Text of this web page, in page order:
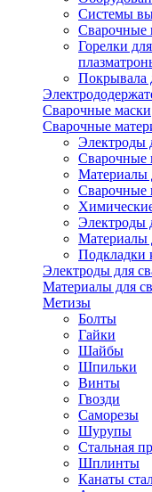
Системы
Сварочные
Горелки
Покрывала
Сварочные маски
Сварочные
Электроды
Сварочные
Материалы
Сварочные
Электроды
Материалы
Подкладки
Электроды для
Материалы для
Метизы
Болты
Гайки
Шайбы
Шпильки
Винты
Гвозди
Саморезы
Шурупы
Стальная
Шплинты
Канаты